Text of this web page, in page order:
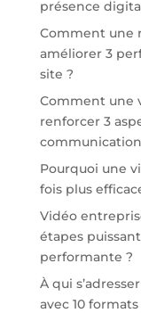
présence
Comment une
améliorer 3
site ?
Comment une
renforcer 3
Pourquoi une
fois plus
Vidéo
étapes
performante ?
À qui
avec 10